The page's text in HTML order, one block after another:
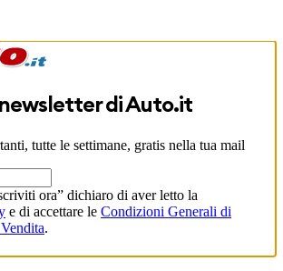
diAuto.it
tutte le settimane, gratis nella tua mail
ora” dichiaro di aver letto la
e di accettare le Condizioni Generali di
.